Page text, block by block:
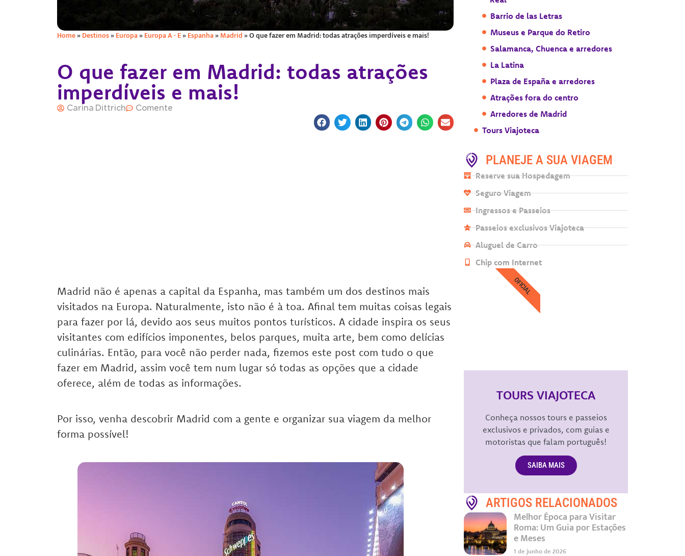
Home»Destinos»Europa»Europa A - E»Espanha»Madrid»O que fazer em Madrid: todas atrações imperdíveis e mais!
O que fazer em Madrid: todas atrações
imperdíveis e mais!
Carina Dittrich Comente
Madrid não é apenas a capital da Espanha, mas também um dos destinos mais
visitados na Europa. Naturalmente, isto não é à toa. Afinal tem muitas coisas legais
para fazer por lá, devido aos seus muitos pontos turísticos. A cidade inspira os seus
visitantes com edifícios imponentes, belos parques, muita arte, bem como delícias
culinárias. Então, para você não perder nada, fizemos este post com tudo o que
fazer em Madrid, assim você tem num lugar só todas as opções que a cidade
oferece, além de todas as informações.
Por isso, venha descobrir Madrid com a gente e organizar sua viagem da melhor
forma possível!
Barrio de las Letras
Museus e Parque do Retiro
Salamanca, Chuenca e arredores
La Latina
Plaza de España e arredores
Atrações fora do centro
Arredores de Madrid
Tours Viajoteca
PLANEJE A SUA VIAGEM
Reserve sua Hospedagem
Seguro Viagem
Ingressos e Passeios
Passeios exclusivos Viajoteca
Aluguel de Carro
Chip com Internet
TOURS VIAJOTECA
Conheça nossos tours e passeios
exclusivos e privados, com guias e
motoristas que falam português!
SAIBA MAIS
OFICIAL
ARTIGOS RELACIONADOS
Melhor Época para Visitar
Roma: Um Guia por Estações
e Meses
1 de junho de 2026